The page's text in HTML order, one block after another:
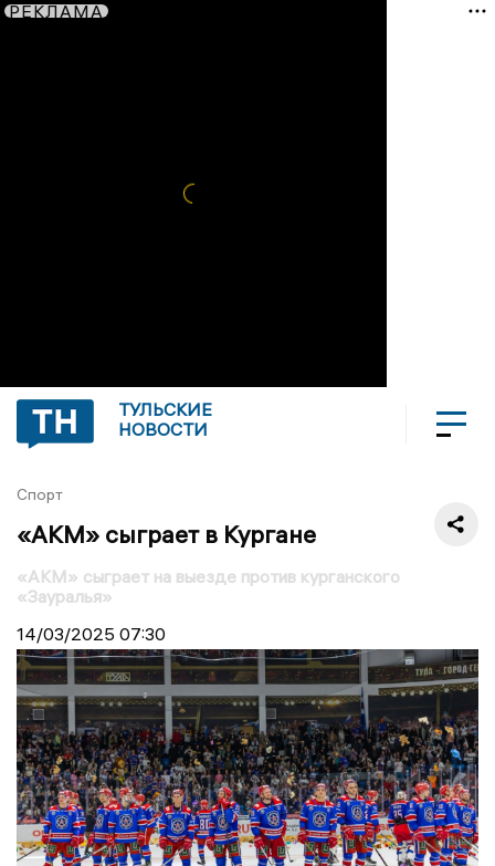
РЕКЛАМА
ТУЛЬСКИЕ
НОВОСТИ
Спорт
«АКМ» сыграет в Кургане
«АКМ» сыграет на выезде против курганского
«Зауралья»
14/03/2025 07:30